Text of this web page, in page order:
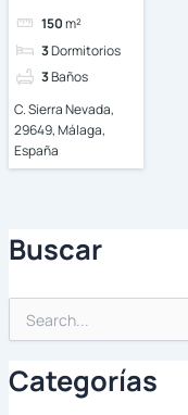
150m²
3Dormitorios
3Baños
C. Sierra Nevada,
29649, Málaga,
España
Buscar
Buscar
por:
Categorías